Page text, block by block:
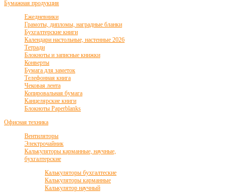
Бумажная продукция
Ежедневники
Грамоты, дипломы, наградные бланки
Бухгалтерские книги
Календари настольные, настенные 2026
Тетради
Блокноты и записные книжки
Конверты
Бумага для заметок
Телефонная книга
Чековая лента
Копировальная бумага
Канцелярские книги
Блокноты Paperblanks
Офисная техника
Вентиляторы
Электрочайник
Калькуляторы карманные, научные,
бухгалтерские
Калькуляторы бухгалтеские
Калькуляторы карманные
Калькулятор научный